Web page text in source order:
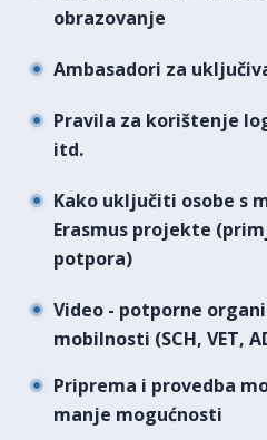
obrazovanje
Ambasadori za
Pravila za korištenje
itd.
Kako uključiti osobe s
Erasmus projekte
potpora)
Video - potporne
mobilnosti (SCH, VET,
Priprema i provedba
manje mogućnosti